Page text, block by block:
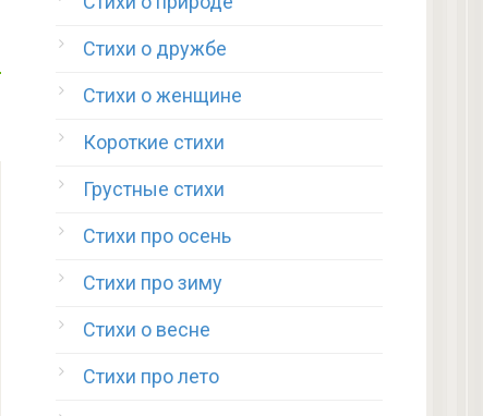
Стихи о дружбе
Стихи о женщине
Короткие стихи
Грустные стихи
Стихи про осень
Стихи про зиму
Стихи о весне
Стихи про лето